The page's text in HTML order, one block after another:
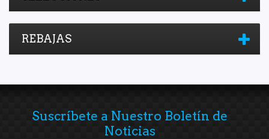
REBAJAS
Suscríbete a Nuestro Boletín de
Noticias